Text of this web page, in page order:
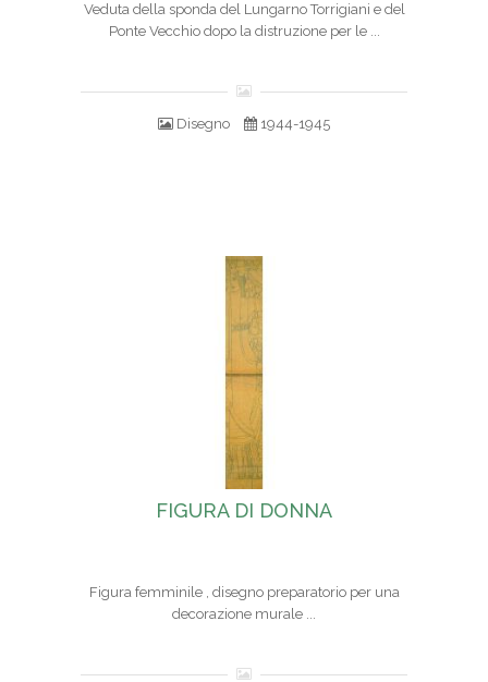
Veduta della sponda del Lungarno Torrigiani e del
Ponte Vecchio dopo la distruzione per le ...
Disegno 1944-1945
FIGURA DI DONNA
Figura femminile , disegno preparatorio per una
decorazione murale ...